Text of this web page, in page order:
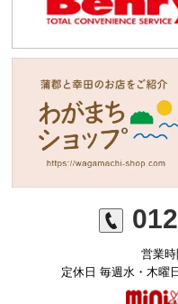
営業
定休日 毎週水・木